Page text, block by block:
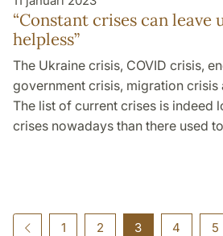
“Constant crises can leave
helpless”
The Ukraine crisis, COVID crisis,
government crisis, migration crisis
The list of current crises is indeed
crises nowadays than there used
1 2 3 4 5